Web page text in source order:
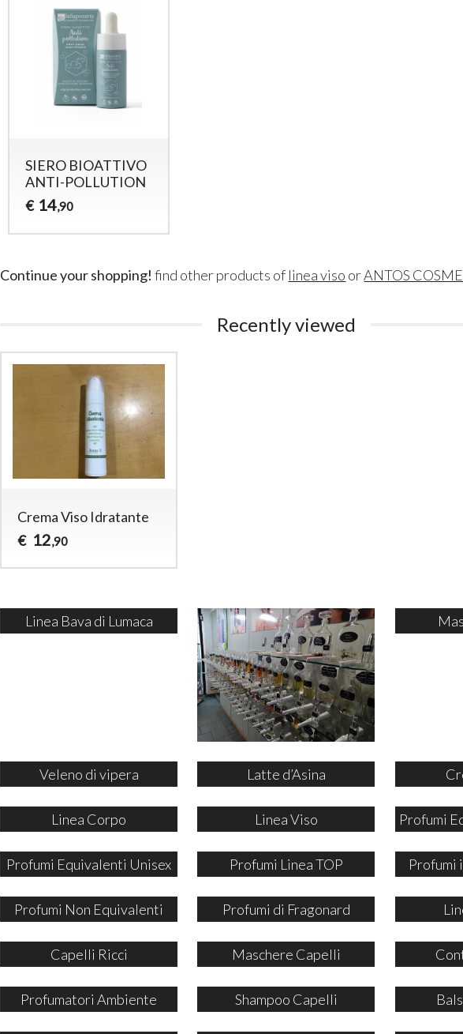
SIERO BIOATTIVO
ANTI-POLLUTION
€ 14,90
Continue your shopping! find other products of linea viso orANTOS
Recently viewed
Crema Viso Idratante
€ 12,90
Linea Bava di Lumaca
Veleno di vipera Latte d’Asina
Linea Corpo Linea Viso Profumi
Profumi Equivalenti Unisex Profumi Linea TOP Profumi
Profumi Non Equivalenti Profumi di Fragonard
Capelli Ricci Maschere Capelli
Profumatori Ambiente Shampoo Capelli